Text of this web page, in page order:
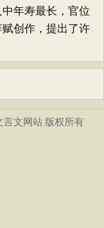
年寿最长，官位
创作，提出了许
文网站 版权所有